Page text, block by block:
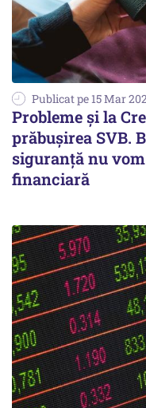
Publicat pe 15 Mar
Probleme și la
prăbușirea SVB.
siguranță nu
financiară